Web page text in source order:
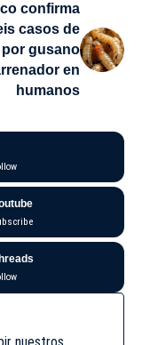
confirma
casos de
gusano
en
humanos